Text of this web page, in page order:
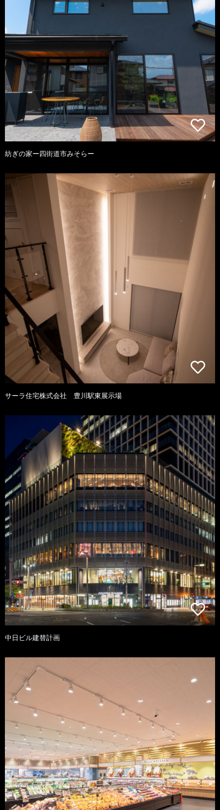
紡ぎの家ー四街道市みそらー
サーラ住宅株式会社 豊川駅東展示場
中日ビル建替計画